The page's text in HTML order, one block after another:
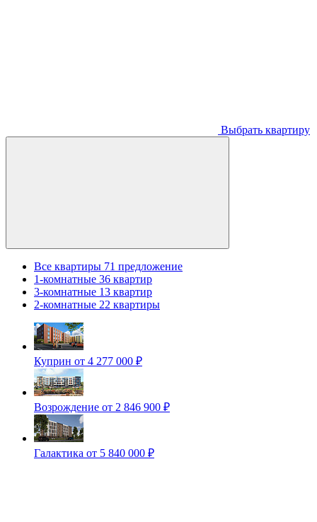
Выбрать квартиру
Все квартиры 71 предложение
1-комнатные 36 квартир
3-комнатные 13 квартир
2-комнатные 22 квартиры
Куприн от 4 277 000 ₽
Возрождение от 2 846 900 ₽
Галактика от 5 840 000 ₽